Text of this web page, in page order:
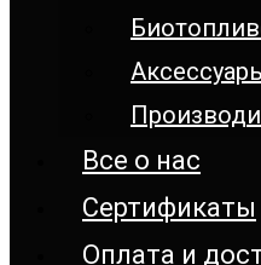
Все о нас
Сертификаты
Оплата и